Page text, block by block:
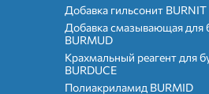
Добавка гильсонит BURNIT
Добавка смазывающая для
BURMUD
Крахмальный реагент для
BURDUCE
Полиакриламид BURMID